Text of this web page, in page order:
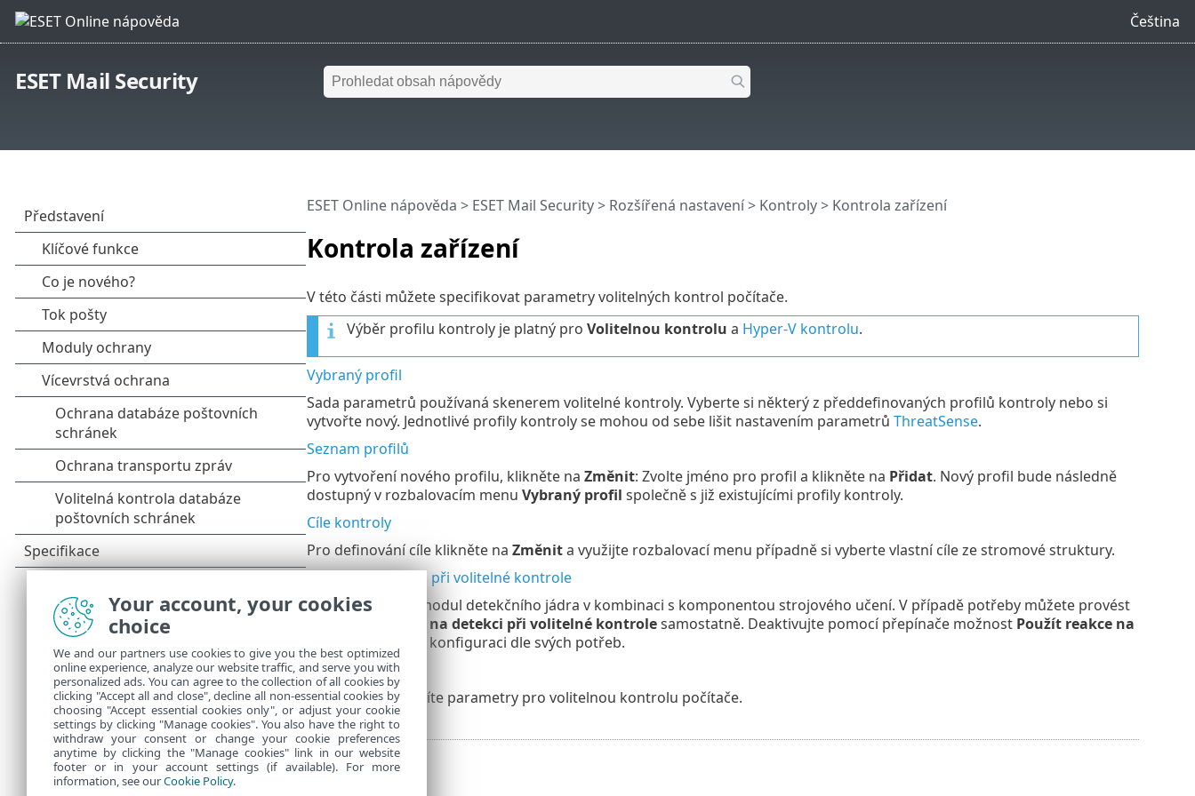
Čeština
ESET Mail Security
Kontrola zařízení
ESET Online nápověda > ESET Mail Security> Rozšířená nastavení> Kontroly> Kontrola zařízení
V této části můžete specifikovat parametry volitelných kontrol počítače.
Výběr profilu kontroly je platný pro Volitelnou kontrolu a Hyper-V kontrolu.
Vybraný profil
Sada parametrů používaná skenerem volitelné kontroly. Vyberte si některý z předdefinovaných profilů kontroly nebo si
vytvořte nový. Jednotlivé profily kontroly se mohou od sebe lišit nastavením parametrů ThreatSense.
Seznam profilů
Pro vytvoření nového profilu, klikněte na Změnit: Zvolte jméno pro profil a klikněte na Přidat. Nový profil bude následně
dostupný v rozbalovacím menu Vybraný profil společně s již existujícími profily kontroly.
Cíle kontroly
Pro definování cíle klikněte na Změnita využijte rozbalovací menu případně si vyberte vlastní cíle ze stromové struktury.
Reakce na detekci při volitelné kontrole
Hlášení zajišťuje modul detekčního jádra v kombinaci s komponentou strojového učení. V případě potřeby můžete provést
Reakce na detekci při volitelné kontrolesamostatně. Deaktivujte pomocí přepínače možnost Použít reakce na
a upravte konfiguraci dle svých potřeb.
ThreatSense
V této sekci upravíte parametry pro volitelnou kontrolu počítače.
Your account, your cookies
choice
We and our partners use cookies to give you the best optimized
online experience, analyze our website traffic, and serve you with
personalized ads. You can agree to the collection of all cookies by
clicking "Accept all and close", decline all non-essential cookies by
choosing "Accept essential cookies only", or adjust your cookie
settings by clicking "Manage cookies". You also have the right to
withdraw your consent or change your cookie preferences
anytime by clicking the "Manage cookies" link in our website
footer or in your account settings (if available). For more
information, see ourCookie Policy.